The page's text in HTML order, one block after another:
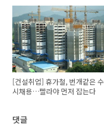
[건설취업] 휴가철, 번개같은 수
시채용…빨라야 먼저 잡는다
댓글